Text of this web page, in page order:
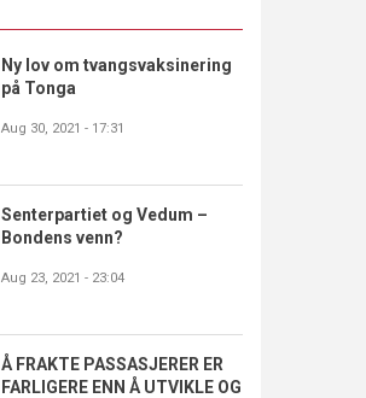
Ny lov om tvangsvaksinering
på Tonga
Aug 30, 2021 - 17:31
Senterpartiet og Vedum –
Bondens venn?
Aug 23, 2021 - 23:04
Å FRAKTE PASSASJERER ER
FARLIGERE ENN Å UTVIKLE OG